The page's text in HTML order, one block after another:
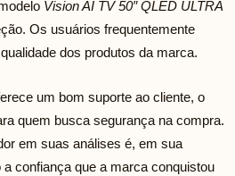
Vision AI TV 50″ QLED ULTRA
Os usuários frequentemente
dos produtos da marca.
um bom suporte ao cliente, o
quem busca segurança na compra.
em suas análises é, em sua
confiança que a marca conquistou